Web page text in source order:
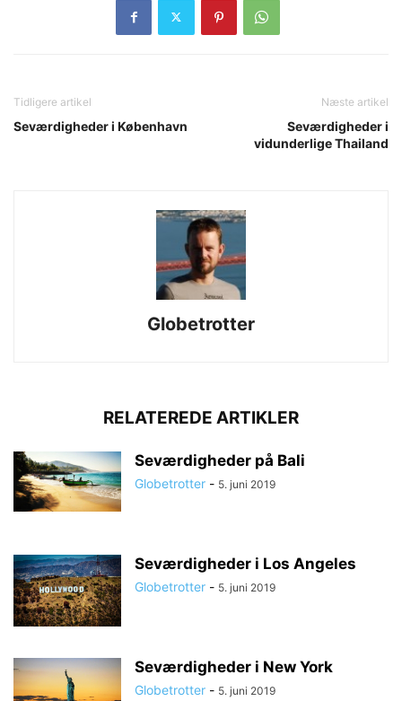
Tidligere artikel
Seværdigheder i København
Næste artikel
Seværdigheder i
vidunderlige Thailand
Globetrotter
RELATEREDE ARTIKLER
Seværdigheder på Bali
Globetrotter - 5. juni 2019
Seværdigheder i Los Angeles
Globetrotter - 5. juni 2019
Seværdigheder i New York
Globetrotter - 5. juni 2019